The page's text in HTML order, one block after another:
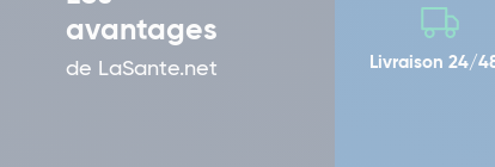
avantages
de LaSante.net Livraison 24/